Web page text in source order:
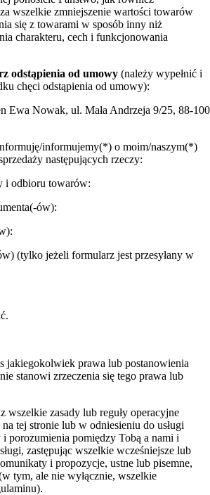
wszelkie zmniejszenie wartości towarów
się z towarami w sposób inny niż
charakteru, cech i funkcjonowania
odstąpienia od umowy (należy wypełnić i
chęci odstąpienia od umowy):
Ewa Nowak, ul. Mała Andrzeja 9/25, 88-100
informujemy(*) o moim/naszym(*)
następujących rzeczy:
i odbioru towarów:
ów):
(tylko jeżeli formularz jest przesyłany w
jakiegokolwiek prawa lub postanowienia
stanowi zrzeczenia się tego prawa lub
wszelkie zasady lub reguły operacyjne
na tej stronie lub w odniesieniu do usługi
i porozumienia pomiędzy Tobą a nami i
zastępując wszelkie wcześniejsze lub
i propozycje, ustne lub pisemne,
tym, ale nie wyłącznie, wszelkie